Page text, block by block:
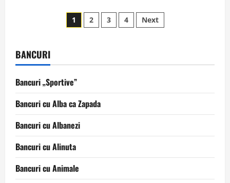
Daniel
Buzdugan
Paginație
1 2 3 4 Next
BANCURI
Bancuri „Sportive”
Bancuri cu Alba ca Zapada
Bancuri cu Albanezi
Bancuri cu Alinuta
Bancuri cu Animale